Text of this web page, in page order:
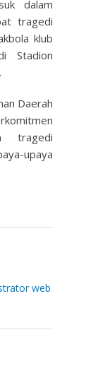
dalam
tragedi
klub
Stadion
Daerah
tragedi
upaya
web